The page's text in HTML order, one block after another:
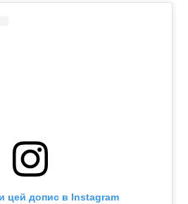
цей допис в Instagram